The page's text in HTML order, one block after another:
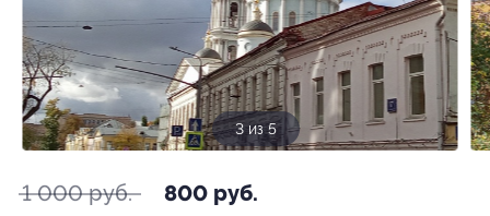
3 из 5
1 000 руб. 800 руб.